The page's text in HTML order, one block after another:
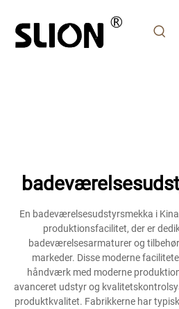
En badeværelsesudstyrsmekka i
produktionsfacilitet, der er
badeværelsesarmaturer og
markeder. Disse moderne
håndværk med moderne
avanceret udstyr og
produktkvalitet. Fabrikkerne har